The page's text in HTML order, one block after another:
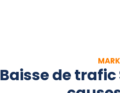
Baisse de trafic